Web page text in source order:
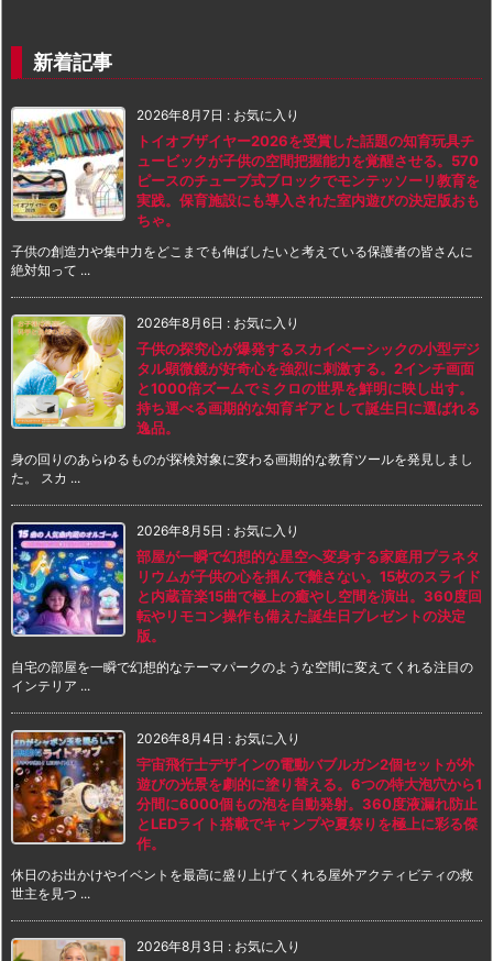
新着記事
2026年8月7日 : お気に入り
トイオブザイヤー2026を受賞した話題の知育玩具チ
ュービックが子供の空間把握能力を覚醒させる。570
ピースのチューブ式ブロックでモンテッソーリ教育を
実践。保育施設にも導入された室内遊びの決定版おも
ちゃ。
子供の創造力や集中力をどこまでも伸ばしたいと考えている保護者の皆さんに
絶対知って ...
2026年8月6日 : お気に入り
子供の探究心が爆発するスカイベーシックの小型デジ
タル顕微鏡が好奇心を強烈に刺激する。2インチ画面
と1000倍ズームでミクロの世界を鮮明に映し出す。
持ち運べる画期的な知育ギアとして誕生日に選ばれる
逸品。
身の回りのあらゆるものが探検対象に変わる画期的な教育ツールを発見しまし
た。 スカ ...
2026年8月5日 : お気に入り
部屋が一瞬で幻想的な星空へ変身する家庭用プラネタ
リウムが子供の心を掴んで離さない。15枚のスライド
と内蔵音楽15曲で極上の癒やし空間を演出。360度回
転やリモコン操作も備えた誕生日プレゼントの決定
版。
自宅の部屋を一瞬で幻想的なテーマパークのような空間に変えてくれる注目の
インテリア ...
2026年8月4日 : お気に入り
宇宙飛行士デザインの電動バブルガン2個セットが外
遊びの光景を劇的に塗り替える。6つの特大泡穴から1
分間に6000個もの泡を自動発射。360度液漏れ防止
とLEDライト搭載でキャンプや夏祭りを極上に彩る傑
作。
休日のお出かけやイベントを最高に盛り上げてくれる屋外アクティビティの救
世主を見つ ...
2026年8月3日 : お気に入り